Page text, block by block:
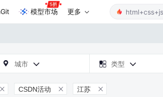
模型市场 更多
 城市   类型 
 CSDN活动  江苏 